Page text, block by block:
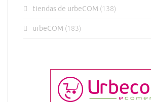
tiendas de urbeCOM (138)
urbeCOM (183)